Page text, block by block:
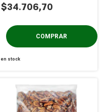
$34.706,70
en stock